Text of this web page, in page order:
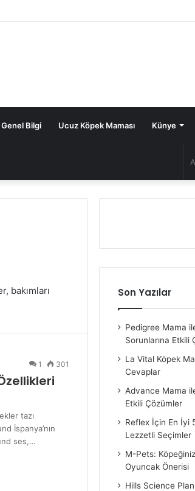
Genel Bilgi Ucuz Köpek Maması Künye
bakımları
1 301
tazı
İspanya’nın
ses,…
Son Yazılar
Pedigree Mama
Sorunlarına Etkili
La Vital Köpek
Cevaplar
Advance Mama
Etkili Çözümler
Reflex İçin En İyi
Lezzetli Seçimler
M-Pets:
Oyuncak Önerisi
Hills Science